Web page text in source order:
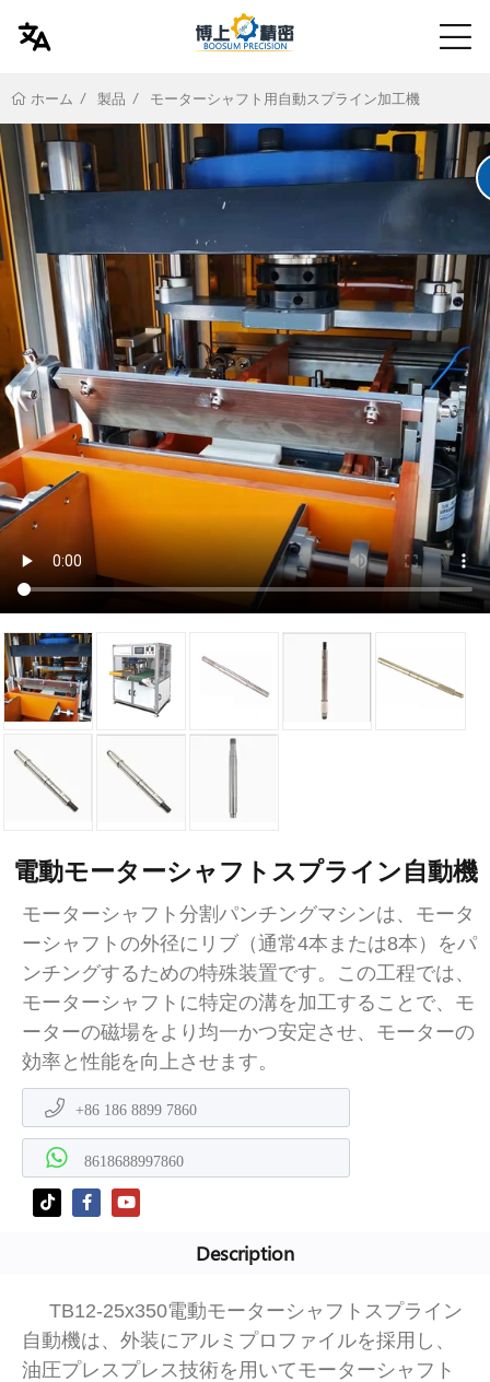
ホーム 製品 モーターシャフト用自動スプライン加工機
電動モーターシャフトスプライン自動機
モーターシャフト分割パンチングマシンは、モータ
ーシャフトの外径にリブ（通常4本または8本）をパ
ンチングするための特殊装置です。この工程では、
モーターシャフトに特定の溝を加工することで、モ
ーターの磁場をより均一かつ安定させ、モーターの
効率と性能を向上させます。
+86 186 8899 7860
8618688997860
Description
TB12-25x350電動モーターシャフトスプライン
自動機は、外装にアルミプロファイルを採用し、
油圧プレスプレス技術を用いてモーターシャフト